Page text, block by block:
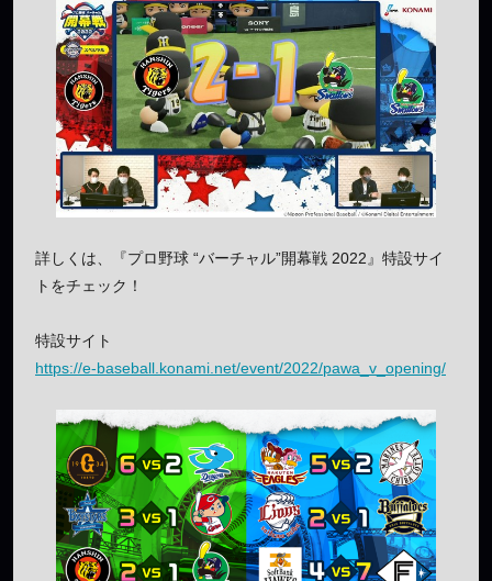
詳しくは、『プロ野球 “バーチャル”開幕戦 2022』特設サイ
トをチェック！
特設サイト
https://e-baseball.konami.net/event/2022/pawa_v_opening/